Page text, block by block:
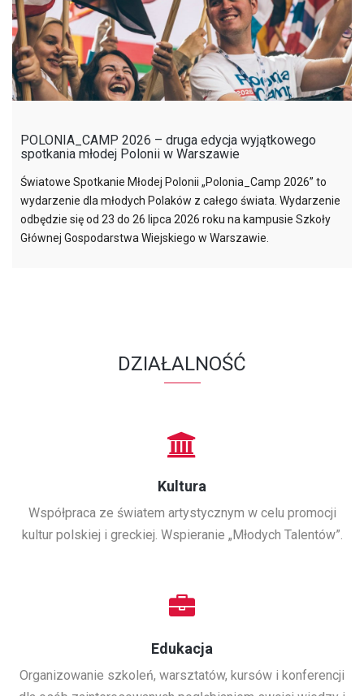
POLONIA_CAMP 2026 – druga edycja wyjątkowego
spotkania młodej Polonii w Warszawie
Światowe Spotkanie Młodej Polonii „Polonia_Camp 2026” to
wydarzenie dla młodych Polaków z całego świata. Wydarzenie
odbędzie się od 23 do 26 lipca 2026 roku na kampusie Szkoły
Głównej Gospodarstwa Wiejskiego w Warszawie.
DZIAŁALNOŚĆ
Kultura
Współpraca ze światem artystycznym w celu promocji
kultur polskiej i greckiej. Wspieranie „Młodych Talentów”.
Edukacja
Organizowanie szkoleń, warsztatów, kursów i konferencji